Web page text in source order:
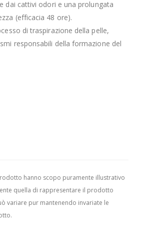
dai cattivi odori e una prolungata
(efficacia 48 ore).
di traspirazione della pelle,
responsabili della formazione del
hanno scopo puramente illustrativo
quella di rappresentare il prodotto
variare pur mantenendo invariate le